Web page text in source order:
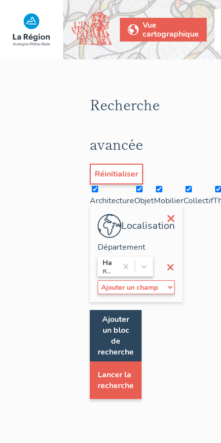
Vue
cartographique
Recherche
avancée
Réinitialiser
ArchitectureObjetMobilierCollectif
×
Localisation
×
Département
Haute-Savoie
Rhône-Alpes
Ajouter
un bloc
de
recherche
Lancer la
recherche